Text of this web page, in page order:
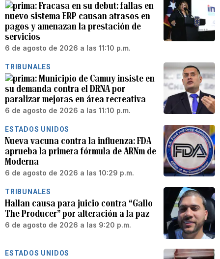
Fracasa en su debut: fallas en
nuevo sistema ERP causan atrasos en
pagos y amenazan la prestación de
servicios
6 de agosto de 2026 a las 11:10 p.m.
TRIBUNALES
Municipio de Camuy insiste en
su demanda contra el DRNA por
paralizar mejoras en área recreativa
6 de agosto de 2026 a las 11:10 p.m.
ESTADOS UNIDOS
Nueva vacuna contra la influenza: FDA
aprueba la primera fórmula de ARNm de
Moderna
6 de agosto de 2026 a las 10:29 p.m.
TRIBUNALES
Hallan causa para juicio contra “Gallo
The Producer” por alteración a la paz
6 de agosto de 2026 a las 9:20 p.m.
ESTADOS UNIDOS